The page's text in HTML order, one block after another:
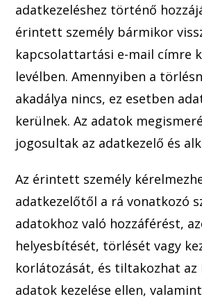
adatkezeléshez történő
érintett személy bármikor
kapcsolattartási e-mail címre
levélben. Amennyiben a
akadálya nincs, ez esetben
kerülnek. Az adatok megismeré
jogosultak az adatkezelő és
Az érintett személy
adatkezelőtől a rá vonatkozó
adatokhoz való hozzáférést,
helyesbítését, törlését vagy
korlátozását, és tiltakozhat az
adatok kezelése ellen,